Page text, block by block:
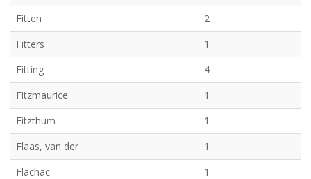
Fitten
2
Fitters
1
Fitting
4
Fitzmaurice
1
Fitzthum
1
Flaas, van der
1
Flachac
1